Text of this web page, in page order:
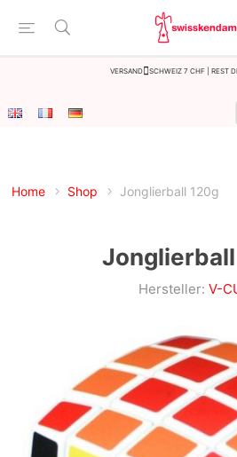
Versand Schweiz 7 CHF | Rest
Home Shop Jonglierball 120g
Hersteller: V-